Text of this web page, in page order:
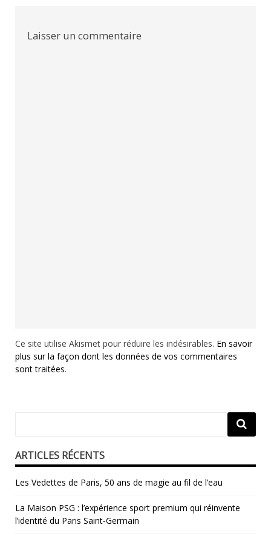
Laisser un commentaire
Ce site utilise Akismet pour réduire les indésirables. En savoir
plus sur la façon dont les données de vos commentaires
sont traitées.
ARTICLES RÉCENTS
Les Vedettes de Paris, 50 ans de magie au fil de l’eau
La Maison PSG : l’expérience sport premium qui réinvente
l’identité du Paris Saint‑Germain